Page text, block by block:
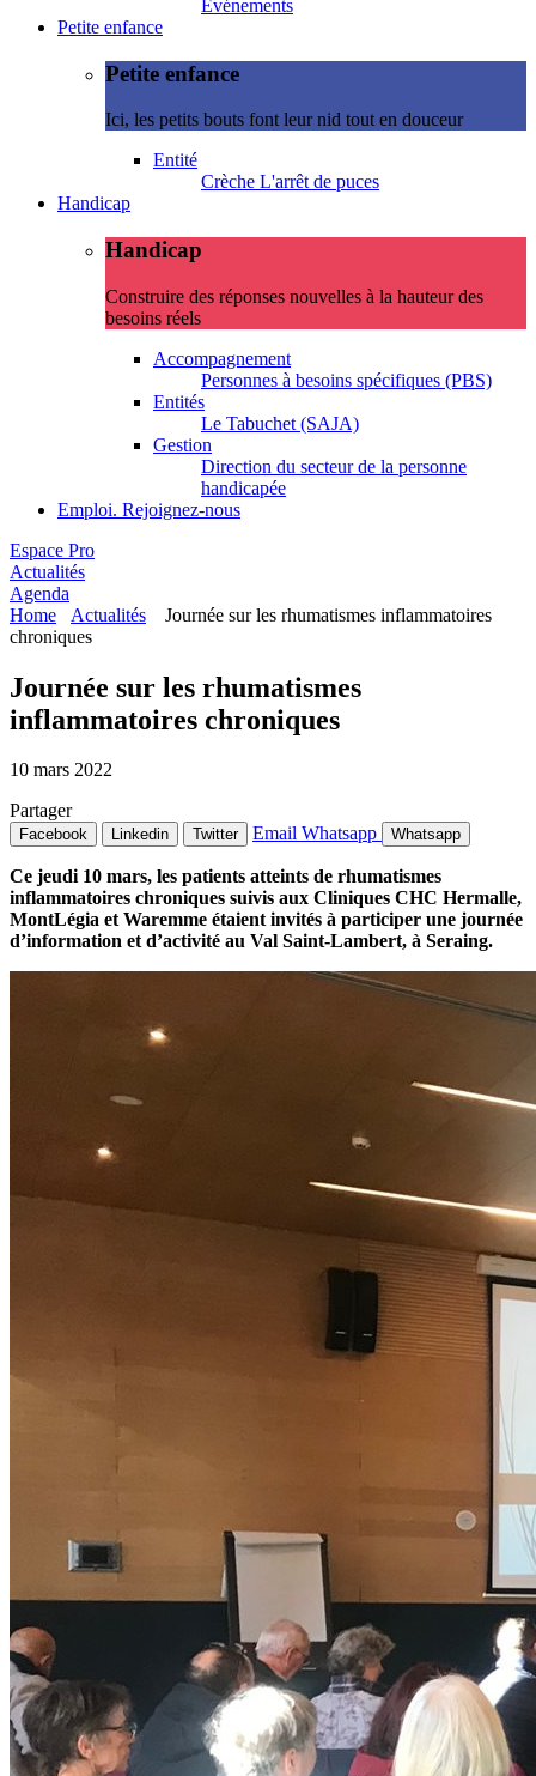
Evénements
Petite enfance
Petite enfance
Ici, les petits bouts font leur nid tout en douceur
Entité
Crèche L'arrêt de puces
Handicap
Handicap
Construire des réponses nouvelles à la hauteur des
besoins réels
Accompagnement
Personnes à besoins spécifiques (PBS)
Entités
Le Tabuchet (SAJA)
Gestion
Direction du secteur de la personne
handicapée
Emploi. Rejoignez-nous
Espace Pro
Actualités
Agenda
Home
Actualités
Journée sur les rhumatismes inflammatoires
chroniques
Journée sur les rhumatismes
inflammatoires chroniques
10 mars 2022
Partager
Facebook Linkedin Twitter Email Whatsapp Whatsapp
Ce jeudi 10 mars, les patients atteints de rhumatismes
inflammatoires chroniques suivis aux Cliniques CHC Hermalle,
MontLégia et Waremme étaient invités à participer une journée
d’information et d’activité au Val Saint-Lambert, à Seraing.